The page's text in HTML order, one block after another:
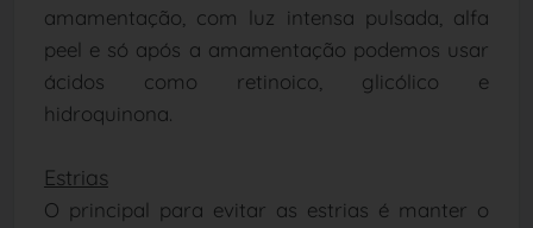
amamentação, com luz intensa pulsada, alfa
peel e só após a amamentação podemos usar
ácidos como retinoico, glicólico e
hidroquinona.
Estrias
O principal para evitar as estrias é manter o